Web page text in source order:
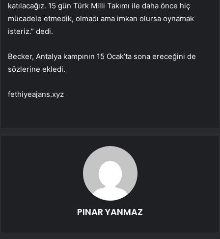
katılacağız. 15 gün Türk Milli Takımı ile daha önce hiç
mücadele etmedik, olmadı ama imkan olursa oynamak
isteriz.” dedi.
Becker, Antalya kampının 15 Ocak’ta sona ereceğini de
sözlerine ekledi.
fethiyeajans.xyz
PINAR YANMAZ